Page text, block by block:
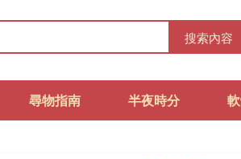
搜索內容
尋物指南 半夜時分